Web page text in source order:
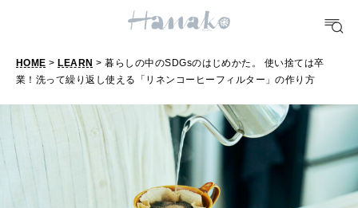
FOOD
TRAVEL
どこ行く？
FORTUNE
明日のわたし
HOME > LEARN > 暮らしの中のSDGsのはじめかた。 使い捨ては卒
業！洗って繰り返し使える「リネンコーヒーフィルター」の作り方